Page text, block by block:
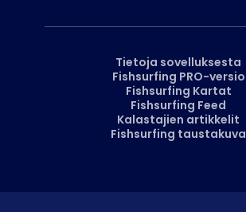
Tietoja sovelluksesta
Fishsurfing PRO-versio
Fishsurfing Kartat
Fishsurfing Feed
Kalastajien artikkelit
Fishsurfing taustakuva